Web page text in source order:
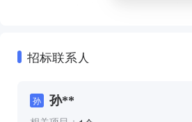
招标联系人
孙 孙**